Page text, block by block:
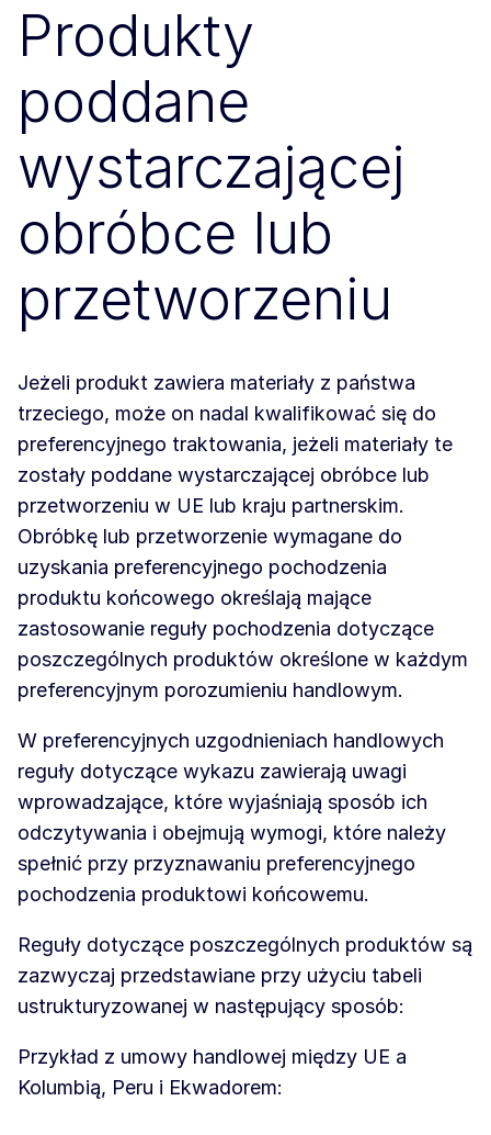
Produkty
poddane
wystarczającej
obróbce lub
przetworzeniu
Jeżeli produkt zawiera materiały z państwa
trzeciego, może on nadal kwalifikować się do
preferencyjnego traktowania, jeżeli materiały te
zostały poddane wystarczającej obróbce lub
przetworzeniu w UE lub kraju partnerskim.
Obróbkę lub przetworzenie wymagane do
uzyskania preferencyjnego pochodzenia
produktu końcowego określają mające
zastosowanie reguły pochodzenia dotyczące
poszczególnych produktów określone w każdym
preferencyjnym porozumieniu handlowym.
W preferencyjnych uzgodnieniach handlowych
reguły dotyczące wykazu zawierają uwagi
wprowadzające, które wyjaśniają sposób ich
odczytywania i obejmują wymogi, które należy
spełnić przy przyznawaniu preferencyjnego
pochodzenia produktowi końcowemu.
Reguły dotyczące poszczególnych produktów są
zazwyczaj przedstawiane przy użyciu tabeli
ustrukturyzowanej w następujący sposób:
Przykład z umowy handlowej między UE a
Kolumbią, Peru i Ekwadorem: